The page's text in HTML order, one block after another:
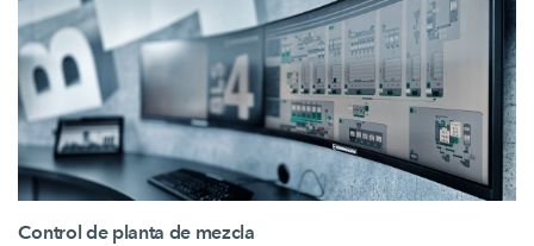
Control de planta de mezcla